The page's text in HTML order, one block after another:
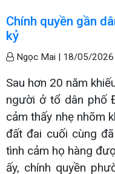
Chính quyền gần
kỷ
Ngọc Mai | 18/05/2026
Sau hơn 20 năm
người ở tổ dân phố
cảm thấy nhẹ nhõm
đất đai cuối cùng
tình cảm họ hàng
ấy, chính quyền